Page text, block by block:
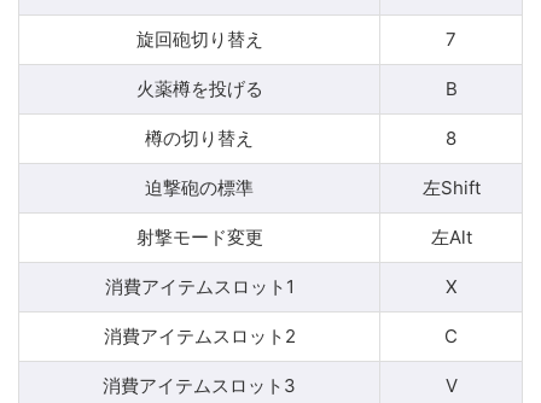
旋回砲切り替え 7
火薬樽を投げる B
樽の切り替え 8
迫撃砲の標準 左Shift
射撃モード変更 左Alt
消費アイテムスロット1 X
消費アイテムスロット2 C
消費アイテムスロット3 V